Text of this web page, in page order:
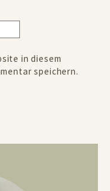
in diesem
speichern.